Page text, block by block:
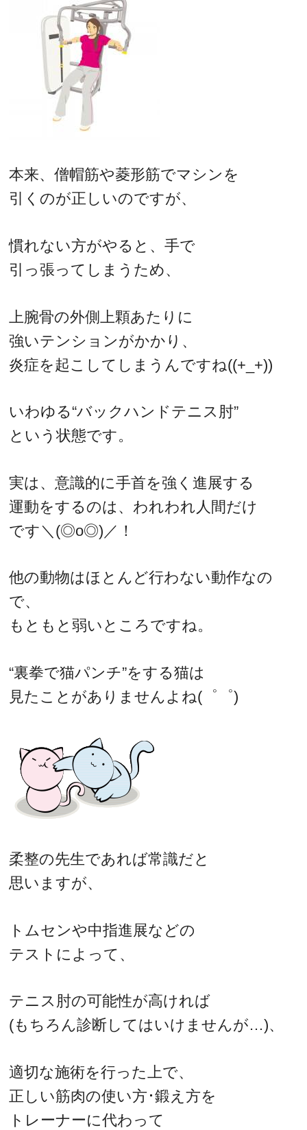
本来、僧帽筋や菱形筋でマシンを
引くのが正しいのですが、
慣れない方がやると、手で
引っ張ってしまうため、
上腕骨の外側上顆あたりに
強いテンションがかかり、
炎症を起こしてしまうんですね((+_+))
いわゆる“バックハンドテニス肘”
という状態です。
実は、意識的に手首を強く進展する
運動をするのは、われわれ人間だけ
です＼(◎o◎)／！
他の動物はほとんど行わない動作なの
で、
もともと弱いところですね。
“裏拳で猫パンチ”をする猫は
見たことがありませんよね(゜゜)
柔整の先生であれば常識だと
思いますが、
トムセンや中指進展などの
テストによって、
テニス肘の可能性が高ければ
(もちろん診断してはいけませんが…)、
適切な施術を行った上で、
正しい筋肉の使い方･鍛え方を
トレーナーに代わって